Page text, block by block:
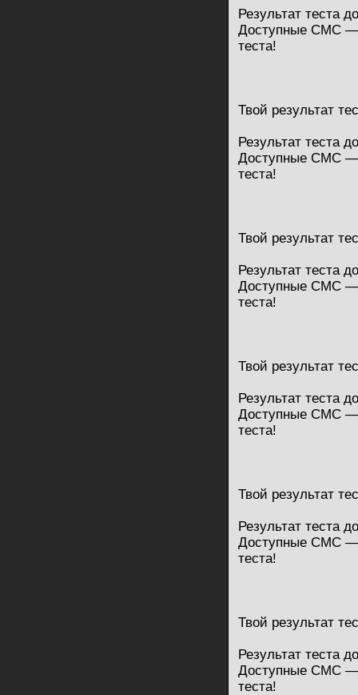
Результат теста
Доступные СМС —
теста!
Твой результат
Результат теста
Доступные СМС —
теста!
Твой результат
Результат теста
Доступные СМС —
теста!
Твой результат
Результат теста
Доступные СМС —
теста!
Твой результат
Результат теста
Доступные СМС —
теста!
Твой результат
Результат теста
Доступные СМС —
теста!